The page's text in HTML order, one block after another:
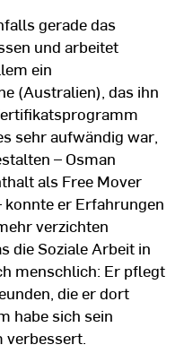
gerade das
und arbeitet
ein
(Australien), das ihn
sehr aufwändig war,
– Osman
als Free Mover
er Erfahrungen
verzichten
die Soziale Arbeit in
menschlich: Er pflegt
die er dort
habe sich sein
verbessert.